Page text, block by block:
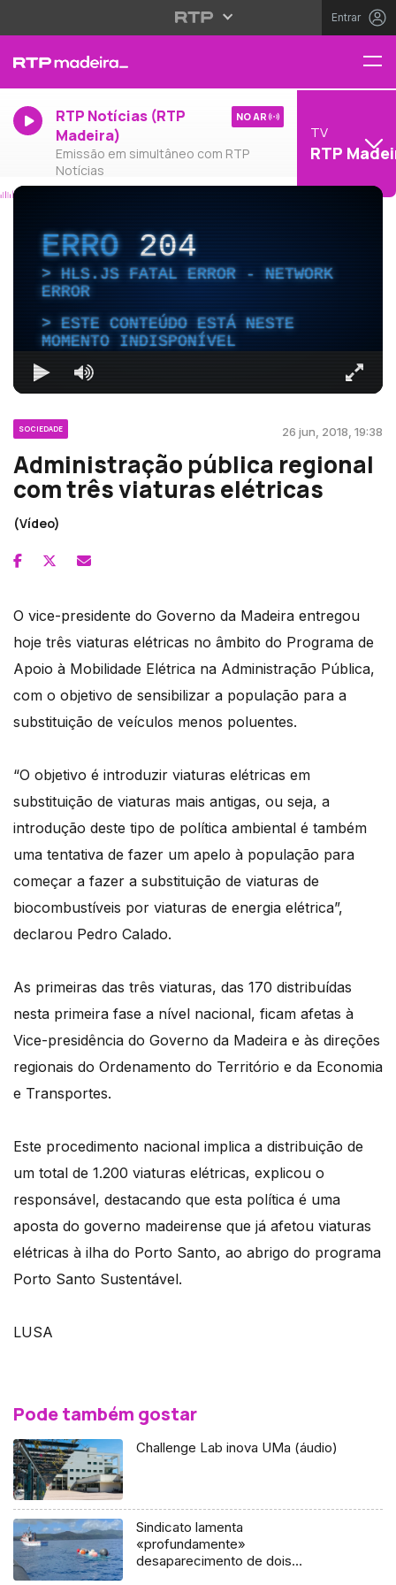
Entrar
RTP Notícias (RTP
Madeira)
Emissão em simultâneo com RTP
Notícias
NO AR
TV
RTP
ERRO204
HLS.JS FATAL ERROR - NETWORK
ERROR
ESTE CONTEÚDO ESTÁ NESTE
MOMENTO INDISPONÍVEL
SOCIEDADE 26 jun, 2018, 19:38
Administração pública regional
com três viaturas elétricas
(Vídeo)
O vice-presidente do Governo da Madeira entregou
hoje três viaturas elétricas no âmbito do Programa de
Apoio à Mobilidade Elétrica na Administração Pública,
com o objetivo de sensibilizar a população para a
substituição de veículos menos poluentes.
“O objetivo é introduzir viaturas elétricas em
substituição de viaturas mais antigas, ou seja, a
introdução deste tipo de política ambiental é também
uma tentativa de fazer um apelo à população para
começar a fazer a substituição de viaturas de
biocombustíveis por viaturas de energia elétrica”,
declarou Pedro Calado.
As primeiras das três viaturas, das 170 distribuídas
nesta primeira fase a nível nacional, ficam afetas à
Vice-presidência do Governo da Madeira e às direções
regionais do Ordenamento do Território e da Economia
e Transportes.
Este procedimento nacional implica a distribuição de
um total de 1.200 viaturas elétricas, explicou o
responsável, destacando que esta política é uma
aposta do governo madeirense que já afetou viaturas
elétricas à ilha do Porto Santo, ao abrigo do programa
Porto Santo Sustentável.
LUSA
Pode também gostar
Challenge Lab inova UMa (áudio)
Sindicato lamenta
«profundamente»
desaparecimento de dois